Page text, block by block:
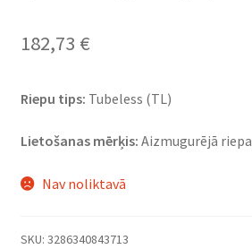
182,73 €
Riepu tips: Tubeless (TL)
Lietošanas mērķis: Aizmugurējā riepa
Nav noliktavā
SKU: 3286340843713